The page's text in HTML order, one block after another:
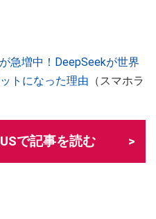
急増中！DeepSeekが世界
トになった理由 （スマホラ
で記事を読む